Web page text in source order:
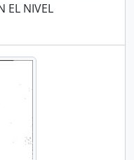
EL NIVEL